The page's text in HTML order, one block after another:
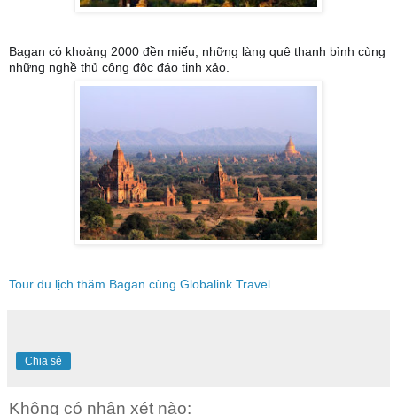
Bagan có khoảng 2000 đền miếu, những làng quê thanh bình cùng
những nghề thủ công độc đáo tinh xảo.
Tour du lịch thăm Bagan cùng Globalink Travel
Chia sẻ
Không có nhận xét nào: